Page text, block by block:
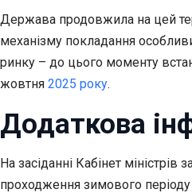
Держава продовжила на цей
механізму покладання
ринку – до цього моменту
жовтня 2025 року.
Додаткова
На засіданні Кабінет міністрів
проходження зимового